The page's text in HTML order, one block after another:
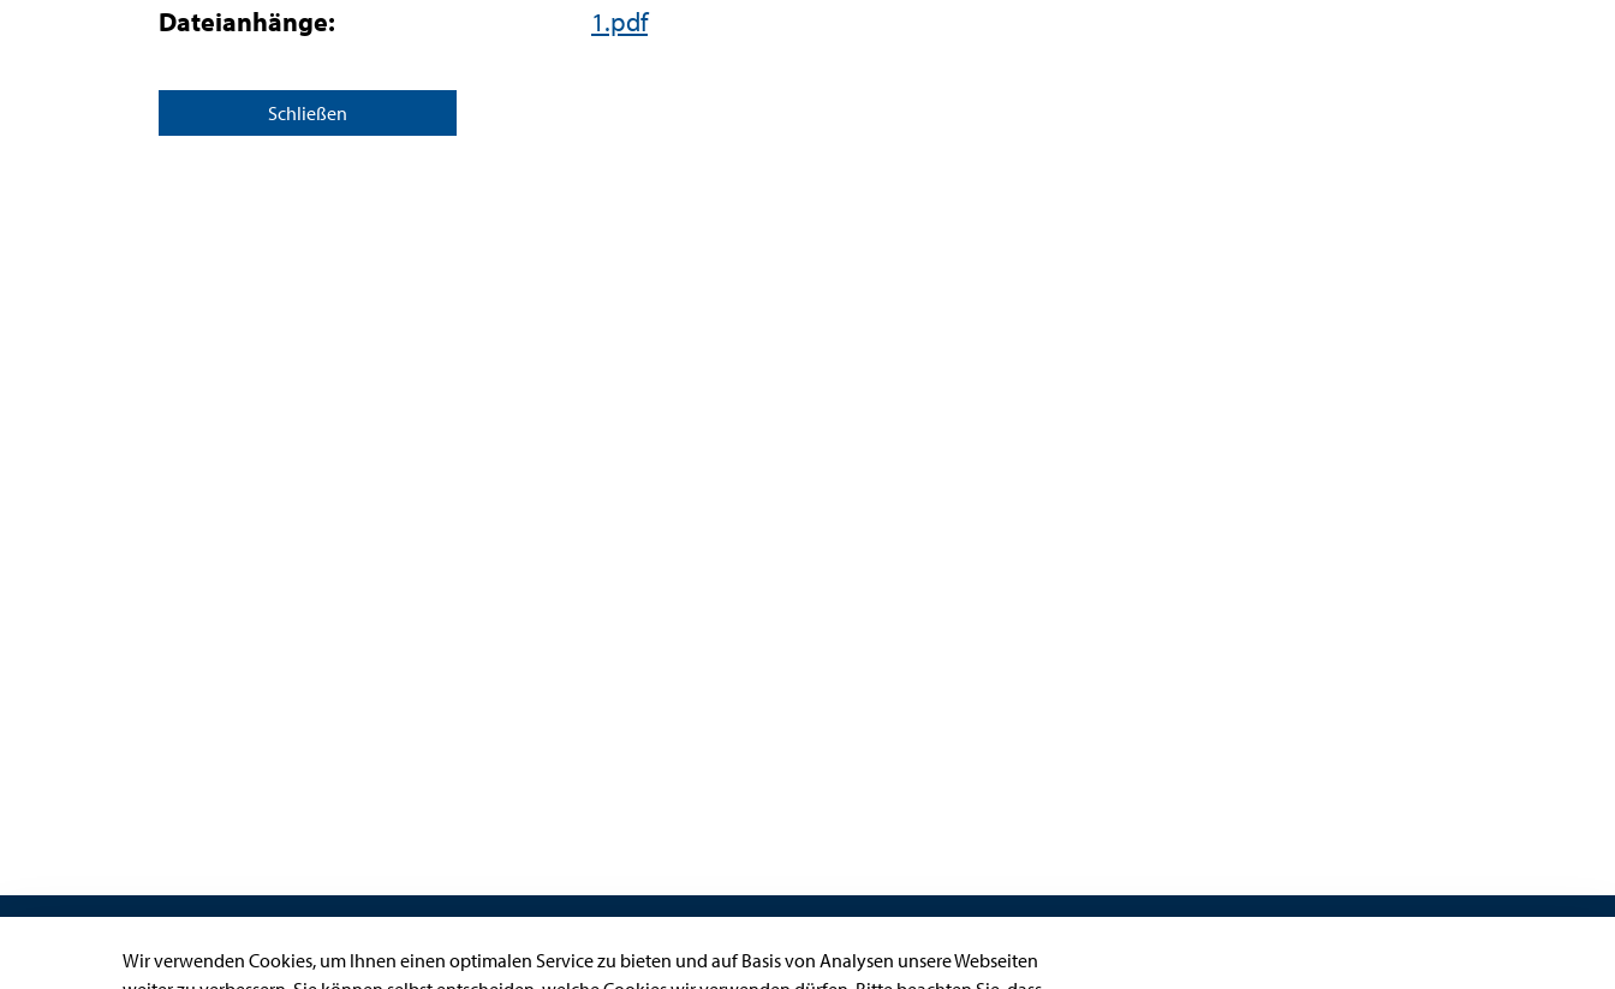
Dateianhänge:
1.pdf
Schließen
Links Kontakt
Wir verwenden Cookies, um Ihnen einen optimalen Service zu bieten und auf Basis von Analysen unsere Webseiten